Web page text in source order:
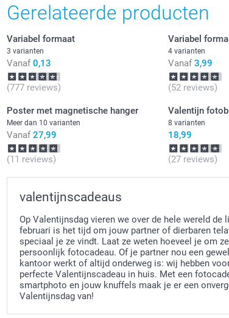
Gerelateerde producten
Variabel formaat
3 varianten
Vanaf 0,13
(777 reviews)
Variabel
4 varianten
Vanaf 3,99
(52 reviews)
Poster met magnetische hanger
Meer dan 10 varianten
Vanaf 27,99
(11 reviews)
Valentijn
8 varianten
18,99
(27 reviews)
valentijnscadeaus
Op Valentijnsdag vieren we over de hele wereld de
februari is het tijd om jouw partner of dierbaren
speciaal je ze vindt. Laat ze weten hoeveel je om
persoonlijk fotocadeau. Of je partner nou een
kantoor werkt of altijd onderweg is: wij hebben
perfecte Valentijnscadeau in huis. Met een
smartphoto en jouw knuffels maak je er een
Valentijnsdag van!